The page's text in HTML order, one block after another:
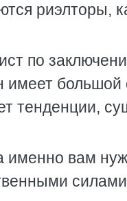
риэлторы,
по
имеет
тенденции,
именно вам